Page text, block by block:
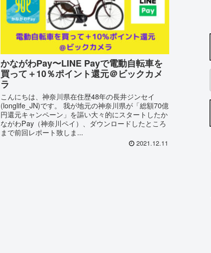
かながわPay〜LINE Payで電動自転車を
買って＋10％ポイント還元＠ビックカメ
ラ
こんにちは、神奈川県在住歴48年の長井ジンセイ
(longlife_JN)です。 我が地元の神奈川県が「総額70億
円還元キャンペーン」を謳い大々的にスタートしたか
ながわPay（神奈川ペイ）、ダウンロードしたところ
まで前回レポート致しま...
2021.12.11